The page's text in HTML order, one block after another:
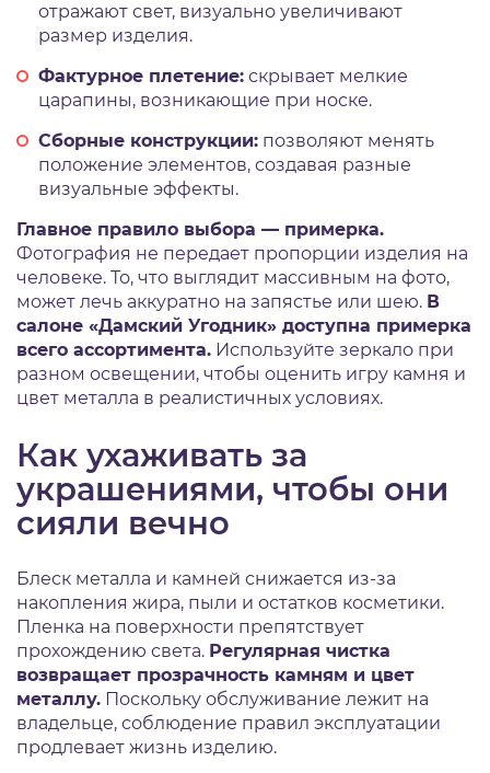
отражают свет, визуально увеличивают
размер изделия.
Фактурное плетение: скрывает мелкие
царапины, возникающие при носке.
Сборные конструкции: позволяют менять
положение элементов, создавая разные
визуальные эффекты.
Главное правило выбора — примерка.
Фотография не передает пропорции изделия на
человеке. То, что выглядит массивным на фото,
может лечь аккуратно на запястье или шею. В
салоне «Дамский Угодник» доступна примерка
всего ассортимента. Используйте зеркало при
разном освещении, чтобы оценить игру камня и
цвет металла в реалистичных условиях.
Как ухаживать за
украшениями, чтобы они
сияли вечно
Блеск металла и камней снижается из-за
накопления жира, пыли и остатков косметики.
Пленка на поверхности препятствует
прохождению света. Регулярная чистка
возвращает прозрачность камням и цвет
металлу. Поскольку обслуживание лежит на
владельце, соблюдение правил эксплуатации
продлевает жизнь изделию.